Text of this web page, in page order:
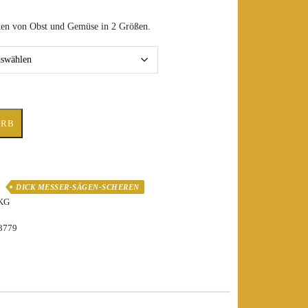
von Obst und Gemüse in 2 Größen.
DICK MESSER-SÄGEN-SCHEREN